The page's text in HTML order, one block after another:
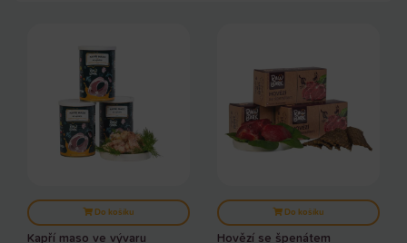
Do košíku
Kapří maso ve vývaru
Do košíku
Hovězí se špenátem